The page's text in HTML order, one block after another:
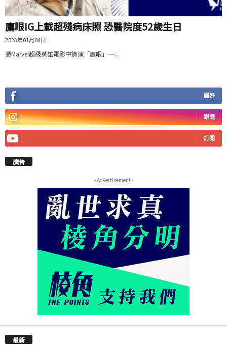
鷹眼IG上載超殘病床照 恐醫院度52歲生日
2023年01月04日
憑Marvel超級英雄電影中飾演「鷹眼」一...
讚好
跟隨
訂閱
廣告
- Advertisement -
最新